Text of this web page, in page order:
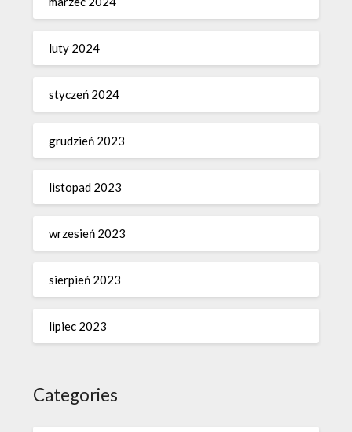
luty 2024
styczeń 2024
grudzień 2023
listopad 2023
wrzesień 2023
sierpień 2023
lipiec 2023
Categories